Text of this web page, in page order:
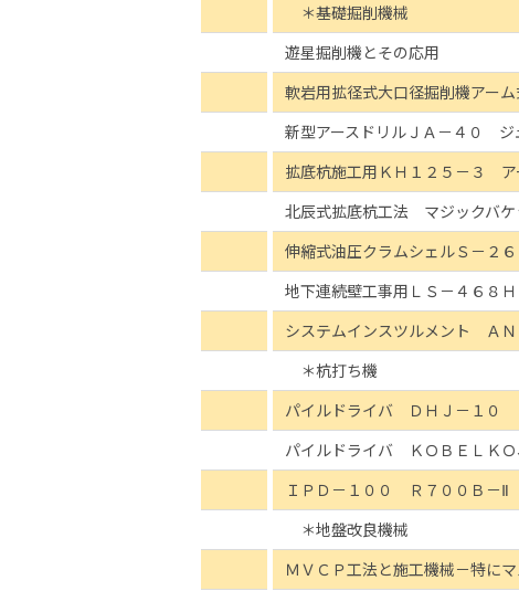
＊基礎掘削機械
遊星掘削機とその応用
軟岩用拡径式大口径掘削機アー
新型アースドリルＪＡ－４０ ジ
拡底杭施工用ＫＨ１２５－３ ア
北辰式拡底杭工法 マジックバケ
伸縮式油圧クラムシェルＳ－２
地下連続壁工事用ＬＳ－４６８
システムインスツルメント ＡＮ
＊杭打ち機
パイルドライバ ＤＨＪ－１
パイルドライバ ＫＯＢＥＬＫ
ＩＰＤ－１００ Ｒ７００Ｂ－
＊地盤改良機械
ＭＶＣＰ工法と施工機械－特に